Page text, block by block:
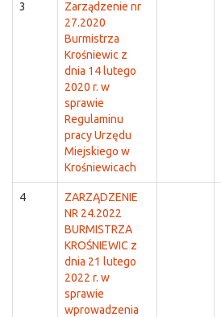
3
Zarządzenie nr
27.2020
Burmistrza
Krośniewic z
dnia 14 lutego
2020 r. w
sprawie
Regulaminu
pracy Urzędu
Miejskiego w
Krośniewicach
4
ZARZĄDZENIE
NR 24.2022
BURMISTRZA
KROŚNIEWIC z
dnia 21 lutego
2022 r. w
sprawie
wprowadzenia